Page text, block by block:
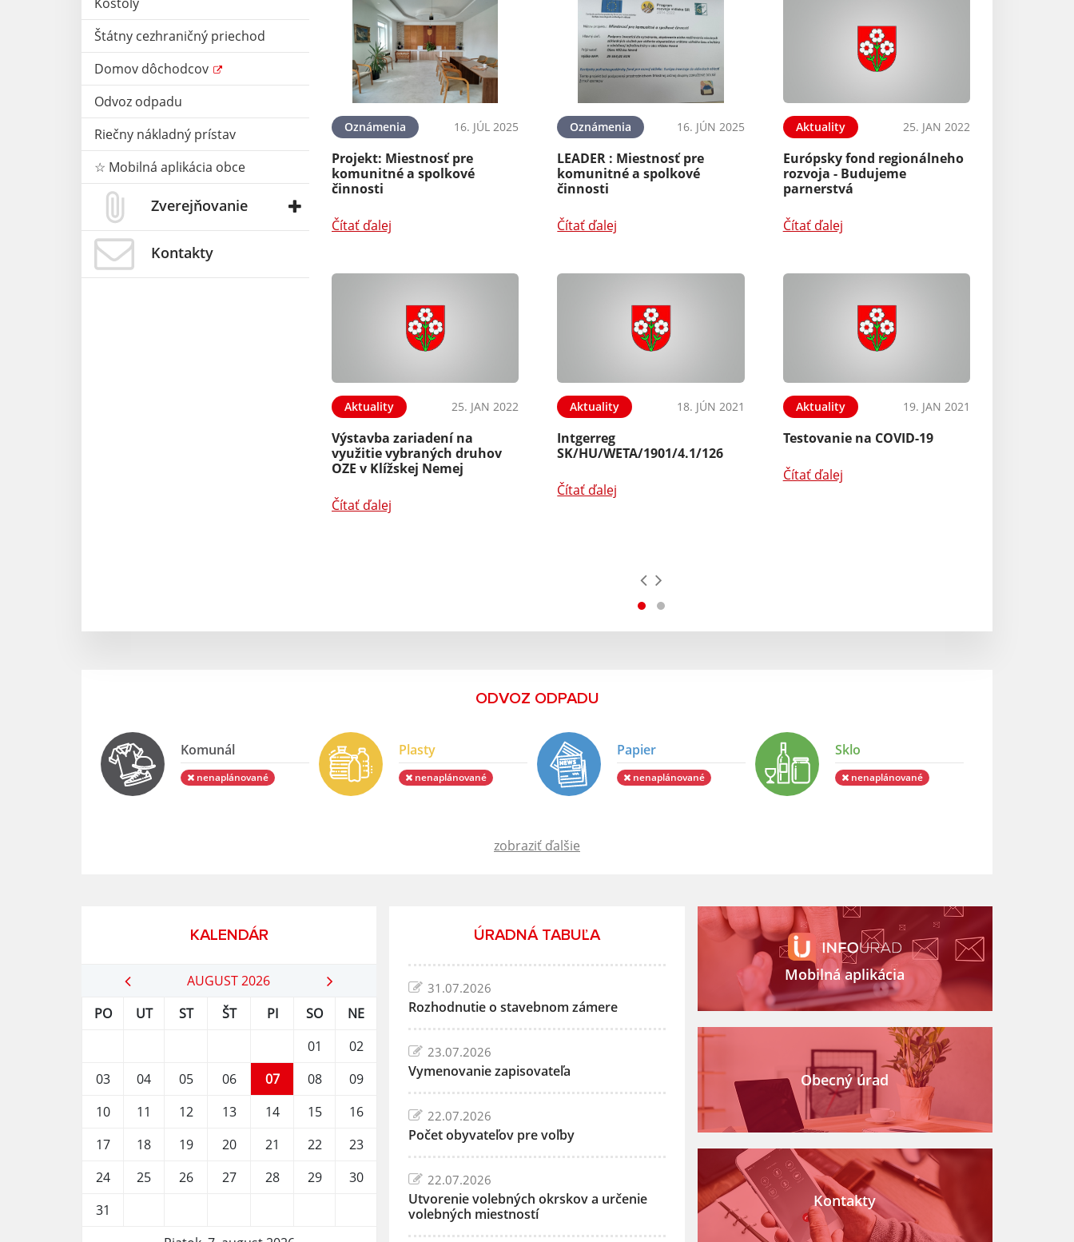
Štátny cezhraničný priechod
Domov dôchodcov
Odvoz odpadu
Riečny nákladný prístav
☆ Mobilná aplikácia obce
Zverejňovanie
Kontakty
Oznámenia 16. JÚL 2025
Projekt: Miestnosť pre
komunitné a spolkové
činnosti
Čítať ďalej
Oznámenia 16. JÚN 2025
LEADER : Miestnosť pre
komunitné a spolkové
činnosti
Čítať ďalej
Aktuality 25. JAN 2022
Európsky fond regionálneho
rozvoja - Budujeme
parnerstvá
Čítať ďalej
Aktuality 25. JAN 2022
Výstavba zariadení na
využitie vybraných druhov
OZE v Klížskej Nemej
Čítať ďalej
Aktuality 18. JÚN 2021
Intgerreg
SK/HU/WETA/1901/4.1/126
Čítať ďalej
Aktuality 19. JAN 2021
Testovanie na COVID-19
Čítať ďalej
ODVOZ ODPADU
Komunál
nenaplánované
Plasty
nenaplánované
Papier
nenaplánované
Sklo
nenaplánované
zobraziť ďalšie
KALENDÁR
AUGUST 2026
PO
UT ST ŠT PI SO
NE
01
02
03
04 05 06 07 08
09
10
11 12 13 14 15
16
17
18 19 20 21 22
23
24
25 26 27 28 29
30
31
ÚRADNÁ TABUĽA
31.07.2026
Rozhodnutie o stavebnom zámere
23.07.2026
Vymenovanie zapisovateľa
22.07.2026
Počet obyvateľov pre voľby
22.07.2026
Utvorenie volebných okrskov a určenie
volebných miestností
Mobilná aplikácia
Obecný úrad
Kontakty